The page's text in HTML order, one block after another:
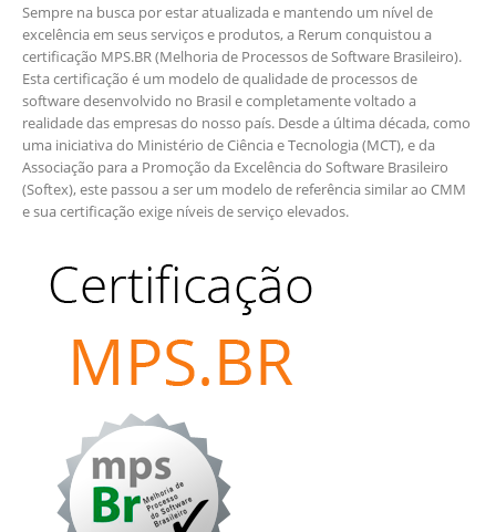
Sempre na busca por estar atualizada e mantendo um nível de
excelência em seus serviços e produtos, a Rerum conquistou a
certificação MPS.BR (Melhoria de Processos de Software Brasileiro).
Esta certificação é um modelo de qualidade de processos de
software desenvolvido no Brasil e completamente voltado a
realidade das empresas do nosso país. Desde a última década, como
uma iniciativa do Ministério de Ciência e Tecnologia (MCT), e da
Associação para a Promoção da Excelência do Software Brasileiro
(Softex), este passou a ser um modelo de referência similar ao CMM
e sua certificação exige níveis de serviço elevados.